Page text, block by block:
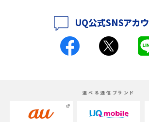
スマホが高い理由は？購入費用を抑える方法や端末を選
高校生にスマホ制限は必要？所持率やメリット・デメリット
スマホのネット通信速度が遅い原因は？すぐできる対処
UQ公式SNSアカウ
選べる通信ブランド